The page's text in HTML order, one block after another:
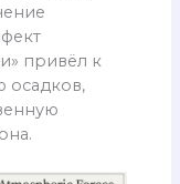
привёл к
осадков,